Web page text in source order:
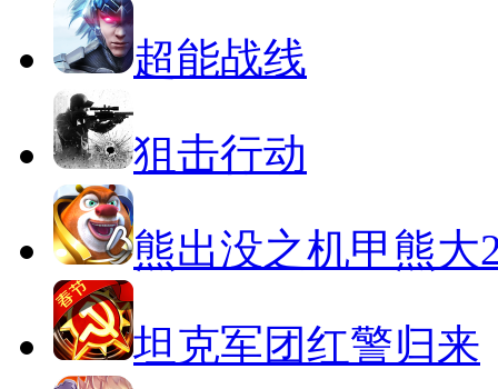
超能战线
狙击行动
熊出没之机甲熊大
坦克军团红警归来